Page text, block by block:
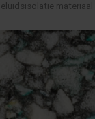
materiaal